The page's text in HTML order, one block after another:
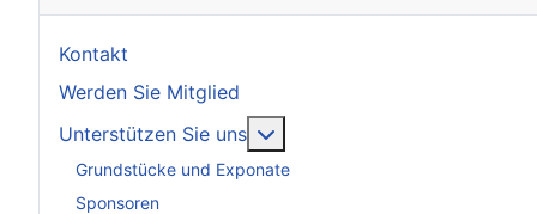
Kontakt
Werden Sie Mitglied
Unterstützen Sie uns
Grundstücke und Exponate
Sponsoren